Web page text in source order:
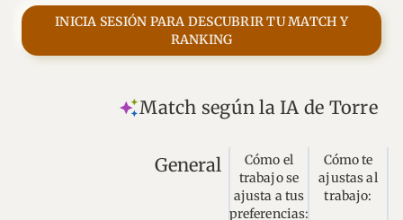
INICIA SESIÓN PARA DESCUBRIR TU MATCH Y
RANKING
Match según la IA de Torre
General
Cómo el
trabajo se
ajusta a tus
preferencias:
Cómo te
ajustas al
trabajo: